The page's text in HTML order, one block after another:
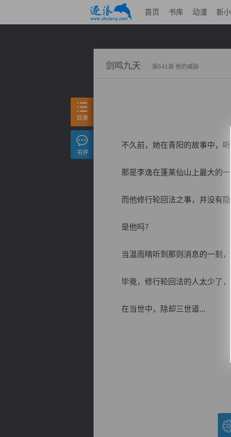
首页 书库 动漫 新
剑鸣九天 第641章 他的威胁
不久前，她在青阳的故事中，听
那是李逸在蓬莱仙山上最大的一
而他修行轮回法之事，并没有隐
是他吗？
当温雨晴听到那则消息的一刻，
毕竟，修行轮回法的人太少了，
在当世中，除却三世道...
目录
书评